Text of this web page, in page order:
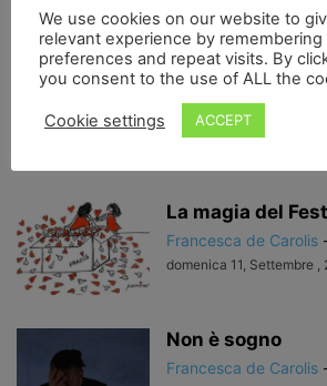
lunedì 19, Settembre , 2022
Gli uomini
Francesca de Carolis
domenica 18, Settembre ,
La magia del
Francesca de Carolis
domenica 11, Settembre ,
Non è sogno
Francesca de Carolis
We use cookies on our website to
relevant experience by remembering
preferences and repeat visits. By
you consent to the use of ALL the
Cookie settings ACCEPT